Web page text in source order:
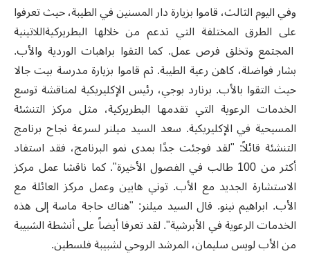
وفي اليوم الثالث، قاموا بزيارة دار المسنين في الطيبة، حيث تعرفوا
على الطرق المختلفة التي تدعم من خلالها البطريركيةاللاتينية
المجتمع وتخلق فرص عمل. كما التقوا براهبات الوردية والأب.
بشار فواضلة، كاهن رعية الطيبة. ثم قاموا بزيارة مدرسة بيت جالا
حيث التقوا بالأب. برنارد بوجي، رئيس الإكليريكية لمناقشة توسع
الخدمات الرعوية التي تقدمها البطريركية، مثل مركز التنشئة
المسيحية في الإكليريكية. سعد السيد ميلنر لسرعة نجاح برنامج
التنشئة قائلاً: "لقد فوجئت جدًا بمدى نمو البرنامج، فقد استفاد
أكثر من 100 طالب في الفصول الأخيرة". كما ناقشا عمل مركز
الاستشارة الجديد مع الأب. توني هايين وعمل مركز العائلة مع
الأب. ابراهيم نينو. قال السيد ميلنر: "هناك حاجة ماسة إلى هذه
الخدمات الرعوية في الأبرشية". لقد تعرفا أيضاً على أنشطة الشبيبة
من الأب لويس سليمان، المرشد الروحي لشبيبة فلسطين.